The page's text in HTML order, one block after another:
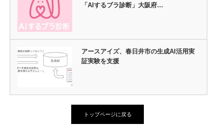
「AIするブラ診断」大阪府…
アースアイズ、春日井市の生成AI活用実
証実験を支援
トップページに戻る